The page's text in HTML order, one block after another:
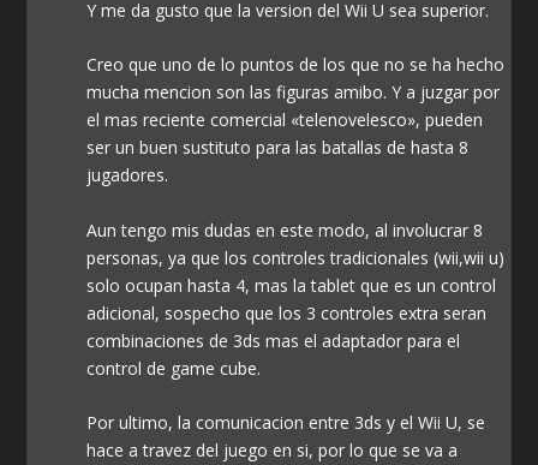
Y me da gusto que la version del Wii U sea superior.
Creo que uno de lo puntos de los que no se ha hecho
mucha mencion son las figuras amibo. Y a juzgar por
el mas reciente comercial «telenovelesco», pueden
ser un buen sustituto para las batallas de hasta 8
jugadores.
Aun tengo mis dudas en este modo, al involucrar 8
personas, ya que los controles tradicionales (wii,wii u)
solo ocupan hasta 4, mas la tablet que es un control
adicional, sospecho que los 3 controles extra seran
combinaciones de 3ds mas el adaptador para el
control de game cube.
Por ultimo, la comunicacion entre 3ds y el Wii U, se
hace a travez del juego en si, por lo que se va a